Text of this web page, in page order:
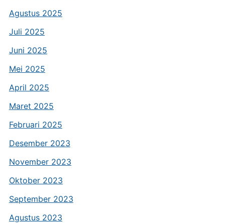
Agustus 2025
Juli 2025
Juni 2025
Mei 2025
April 2025
Maret 2025
Februari 2025
Desember 2023
November 2023
Oktober 2023
September 2023
Agustus 2023